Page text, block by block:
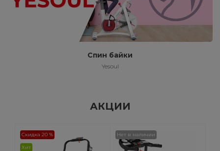
Спин байки
Yesoul
АКЦИИ
Скидка 20 %
Хит
Нет в наличии